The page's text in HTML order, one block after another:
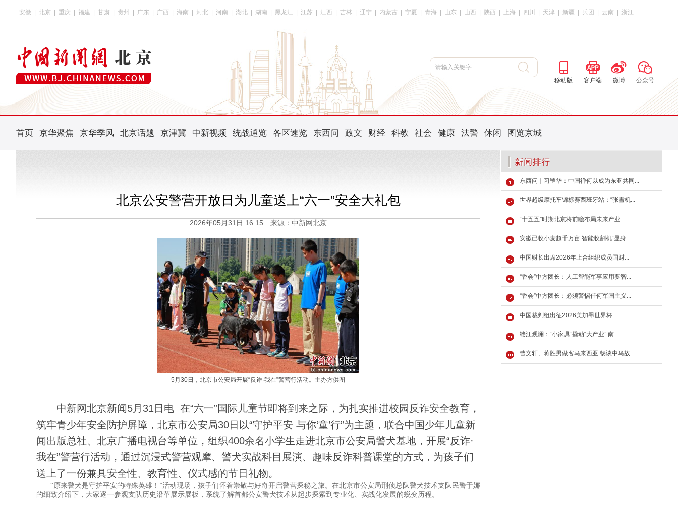
安徽 北京 重庆 福建 甘肃 贵州 广东 广西 海南 河北 河南 湖北 湖南 黑龙江 江苏 江西 吉林 辽宁 内蒙古 宁夏 青海 山东 山西 陕西 上海 四川 天津 新疆 兵团 云南 浙江
移动版 客户端 微博 公众号
首页 京华聚焦 京华季风 北京话题 京津冀 中新视频 统战通览 各区速览 东西问 政文 财经 科教 社会 健康 法警 休闲 图览京城
北京公安警营开放日为儿童送上“六一”安全大礼包
2026年05月31日 16:15 来源：中新网北京
5月30日，北京市公安局开展“反诈·我在”警营行活动。主办方供图
中新网北京新闻5月31日电 在“六一”国际儿童节即将到来之际，为扎实推进校园反诈安全教育，
筑牢青少年安全防护屏障，北京市公安局30日以“守护平安 与你‘童’行”为主题，联合中国少年儿童新
闻出版总社、北京广播电视台等单位，组织400余名小学生走进北京市公安局警犬基地，开展“反诈·
我在”警营行活动，通过沉浸式警营观摩、警犬实战科目展演、趣味反诈科普课堂的方式，为孩子们
送上了一份兼具安全性、教育性、仪式感的节日礼物。
“原来警犬是守护平安的特殊英雄！”活动现场，孩子们怀着崇敬与好奇开启警营探秘之旅。在北京市公安局刑侦总队警犬技术支队民警于娜
的细致介绍下，大家逐一参观支队历史沿革展示展板，系统了解首都公安警犬技术从起步探索到专业化、实战化发展的蜕变历程。
东西问｜习罡华：中国禅何以成为东亚共同...
世界超级摩托车锦标赛西班牙站：“张雪机...
“十五五”时期北京将前瞻布局未来产业
安徽已收小麦超千万亩 智能收割机“显身...
中国财长出席2026年上合组织成员国财...
“香会”中方团长：人工智能军事应用要智...
“香会”中方团长：必须警惕任何军国主义...
中国裁判组出征2026美加墨世界杯
赣江观澜：“小家具”撬动“大产业” 南...
曹文轩、蒋胜男做客马来西亚 畅谈中马故...